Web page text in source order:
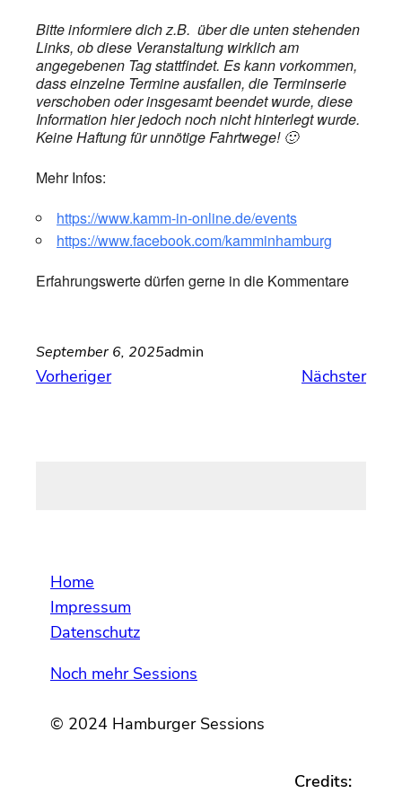
Bitte informiere dich z.B. über die unten stehenden
Links, ob diese Veranstaltung wirklich am
angegebenen Tag stattfindet. Es kann vorkommen,
dass einzelne Termine ausfallen, die Terminserie
verschoben oder insgesamt beendet wurde, diese
Information hier jedoch noch nicht hinterlegt wurde.
Keine Haftung für unnötige Fahrtwege! 🙂
Mehr Infos:
https://www.kamm-in-online.de/events
https://www.facebook.com/kamminhamburg
Erfahrungswerte dürfen gerne in die Kommentare
September 6, 2025admin
Vorheriger Nächster
Home
Impressum
Datenschutz
Noch mehr Sessions
© 2024 Hamburger Sessions
Credits: